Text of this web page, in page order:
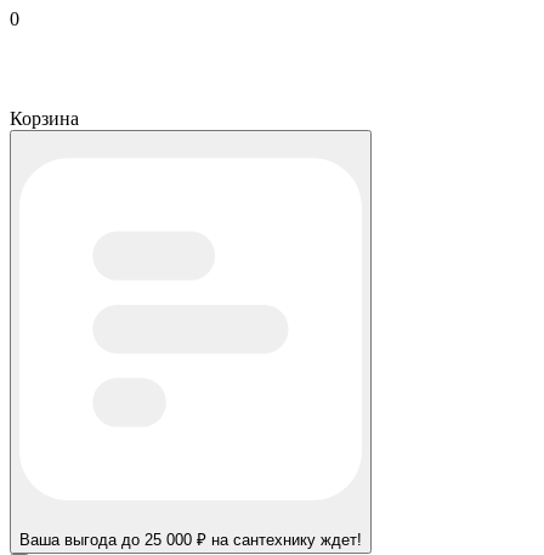
0
Корзина
Ваша выгода до 25 000 ₽ на сантехнику ждет!